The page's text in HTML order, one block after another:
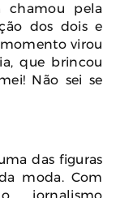
chamou pela
dos dois e
virou
que brincou
Não sei se
das figuras
moda. Com
jornalismo